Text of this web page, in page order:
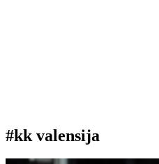
#kk valensija